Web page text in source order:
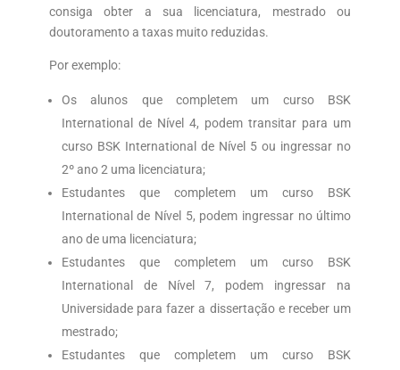
consiga obter a sua licenciatura, mestrado ou
doutoramento a taxas muito reduzidas.
Por exemplo:
Os alunos que completem um curso BSK
International de Nível 4, podem transitar para um
curso BSK International de Nível 5 ou ingressar no
2º ano 2 uma licenciatura;
Estudantes que completem um curso BSK
International de Nível 5, podem ingressar no último
ano de uma licenciatura;
Estudantes que completem um curso BSK
International de Nível 7, podem ingressar na
Universidade para fazer a dissertação e receber um
mestrado;
Estudantes que completem um curso BSK